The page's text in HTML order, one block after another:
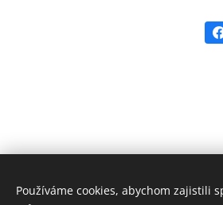
Geopark
Používáme cookies, abychom zajistili